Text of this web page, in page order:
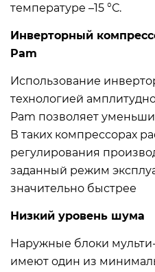
температуре –15 °С.
Инверторный
Pam
Использование
технологией
Pam позволяет
В таких компрессорах
регулирования
заданный режим
значительно быстрее
Низкий уровень шума
Наружные блоки
имеют один из